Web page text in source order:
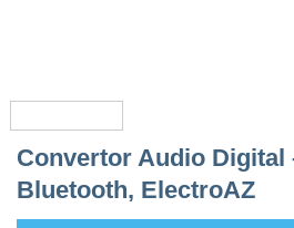
Convertor Audio Digital
Bluetooth, ElectroAZ